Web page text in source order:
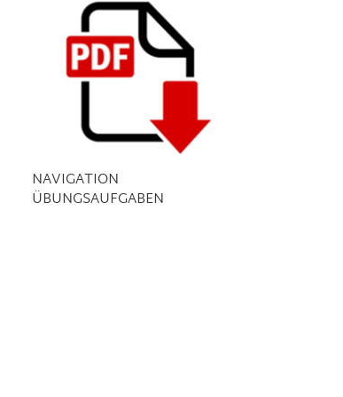
NAVIGATION
ÜBUNGSAUFGABEN